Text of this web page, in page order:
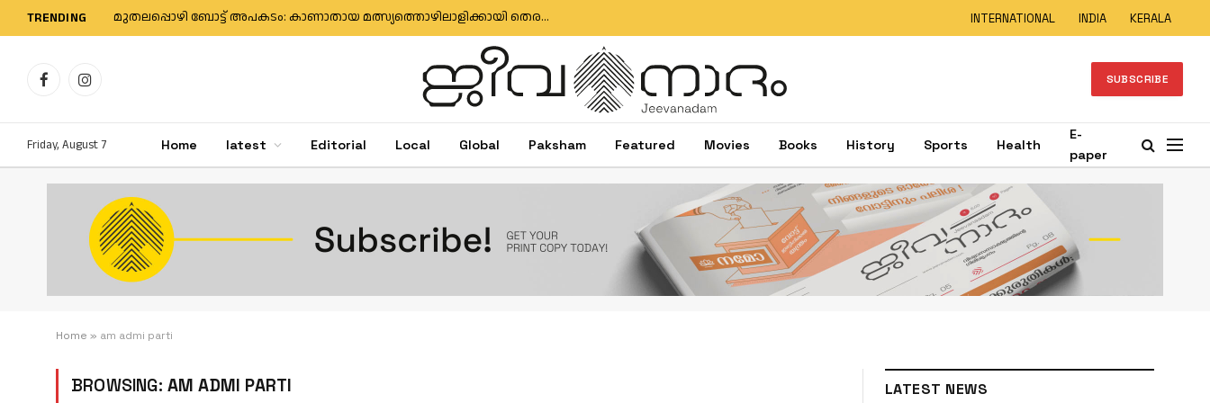
TRENDING മുതലപ്പൊഴി ബോട്ട് അപകടം: കാണാതായ മത്സ്യത്തൊഴിലാളിക്കായി തെരച്ചിൽ തുടരുന്നു; സർക്കാർ അനാസ്ഥക്കെതിരെ പ്രതിഷേധം INTERNATIONAL INDIA KERALA
FacebookInstagram SUBSCRIBE
Friday, August 7 Home latest Editorial Local Global Paksham Featured Movies Books History Sports Health
E-
paper
Home » am admi parti
BROWSING: AM ADMI PARTI LATEST NEWS